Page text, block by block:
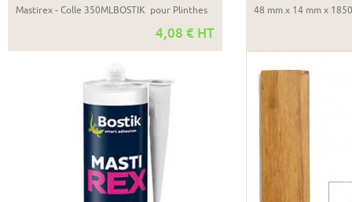
Mastirex - Colle 350MLBOSTIK pour Plinthes
4,08 € HT
48 mm x 14 mm x